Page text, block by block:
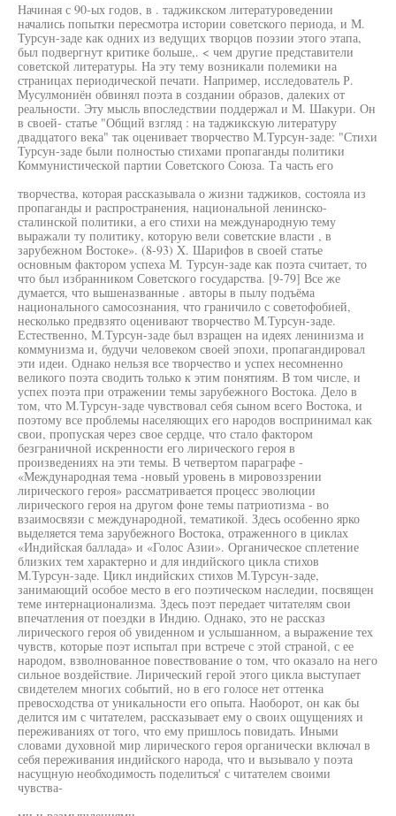
Начиная с 90-ых годов, в . таджикском литературоведении
начались попытки пересмотра истории советского периода, и М.
Турсун-заде как одних из ведущих творцов поэзии этого этапа,
был подвергнут критике больше,. < чем другие представители
советской литературы. На эту тему возникали полемики на
страницах периодической печати. Например, исследователь Р.
Мусулмониён обвинял поэта в создании образов, далеких от
реальности. Эту мысль впоследствии поддержал и М. Шакури. Он
в своей- статье "Общий взгляд : на таджикскую литературу
двадцатого века" так оценивает творчество М.Турсун-заде: "Стихи
Турсун-заде были полностью стихами пропаганды политики
Коммунистической партии Советского Союза. Та часть его
творчества, которая рассказывала о жизни таджиков, состояла из
пропаганды и распространения, национальной ленинско-
сталинской политики, а его стихи на международную тему
выражали ту политику, которую вели советские власти , в
зарубежном Востоке». (8-93) X. Шарифов в своей статье
основным фактором успеха М. Турсун-заде как поэта считает, то
что был избранником Советского государства. [9-79] Все же
думается, что вышеназванные . авторы в пылу подъёма
национального самосознания, что граничило с советофобией,
несколько предвзято оценивают творчество М.Турсун-заде.
Естественно, М.Турсун-заде был взращен на идеях ленинизма и
коммунизма и, будучи человеком своей эпохи, пропагандировал
эти идеи. Однако нельзя все творчество и успех несомненно
великого поэта сводить только к этим понятиям. В том числе, и
успех поэта при отражении темы зарубежного Востока. Дело в
том, что М.Турсун-заде чувствовал себя сыном всего Востока, и
поэтому все проблемы населяющих его народов воспринимал как
свои, пропуская через свое сердце, что стало фактором
безграничной искренности его лирического героя в
произведениях на эти темы. В четвертом параграфе -
«Международная тема -новый уровень в мировоззрении
лирического героя» рассматривается процесс эволюции
лирического героя на другом фоне темы патриотизма - во
взаимосвязи с международной, тематикой. Здесь особенно ярко
выделяется тема зарубежного Востока, отраженного в циклах
«Индийская баллада» и «Голос Азии». Органическое сплетение
близких тем характерно и для индийского цикла стихов
М.Турсун-заде. Цикл индийских стихов М.Турсун-заде,
занимающий особое место в его поэтическом наследии, посвящен
теме интернационализма. Здесь поэт передает читателям свои
впечатления от поездки в Индию. Однако, это не рассказ
лирического героя об увиденном и услышанном, а выражение тех
чувств, которые поэт испытал при встрече с этой страной, с ее
народом, взволнованное повествование о том, что оказало на него
сильное воздействие. Лирический герой этого цикла выступает
свидетелем многих событий, но в его голосе нет оттенка
превосходства от уникальности его опыта. Наоборот, он как бы
делится им с читателем, рассказывает ему о своих ощущениях и
переживаниях от того, что ему пришлось повидать. Иными
словами духовной мир лирического героя органически включал в
себя переживания индийского народа, что и вызывало у поэта
насущную необходимость поделиться' с читателем своими
чувства-